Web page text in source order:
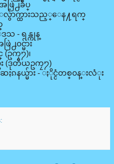
ဖြဲ႕ခ်ဳပ္
လွ်ာက္ထားသည့္ေန႔ရက္
ဒသ - ရန္ကုန္
႕၀င္မ်ား
(ဥကၠ႒)၊
း (ဒုတိယဥကၠ႒)
ႏၵနယ္မ်ား - ႏိုင္ငံတစ္၀န္းလံုး